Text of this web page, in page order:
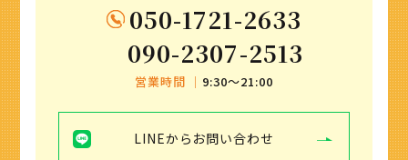
050-1721-2633
090-2307-2513
営業時間 ｜ 9:30〜21:00
LINEからお問い合わせ